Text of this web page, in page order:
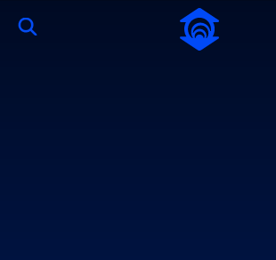
Pular para o Conteúdo principal